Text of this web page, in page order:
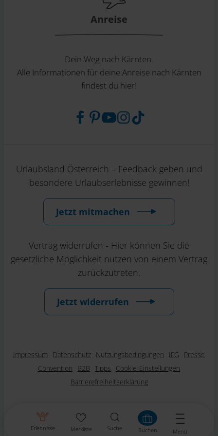
Erlebnisse Merkliste Suche Buchen Menü
Anreise
Dein Weg nach Kärnten.
Alle Informationen für deine Anreise nach Kärnten
findest du hier!
Urlaubsland Österreich – Feedback geben und
besondere Urlaubserlebnisse gewinnen!
Jetzt mitmachen
Vertrag widerrufen - Hier können Sie die
gesetzliche Möglichkeit nutzen von einem Vertrag
zurückzutreten.
Jetzt widerrufen
Impressum Datenschutz Nutzungsbedingungen IFG
Presse
Convention
B2B Tipps
Cookie-Einstellungen
Barrierefreiheitserklärung